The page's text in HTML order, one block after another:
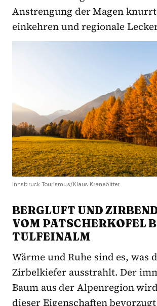
Anstrengung der Magen
einkehren und regionale
Innsbruck Tourismus/Klaus Kranebitter
BERGLUFT UND
VOM PATSCHERKOFEL
TULFEINALM
Wärme und Ruhe sind es, was
Zirbelkiefer ausstrahlt. Der
Baum aus der Alpenregion
dieser Eigenschaften